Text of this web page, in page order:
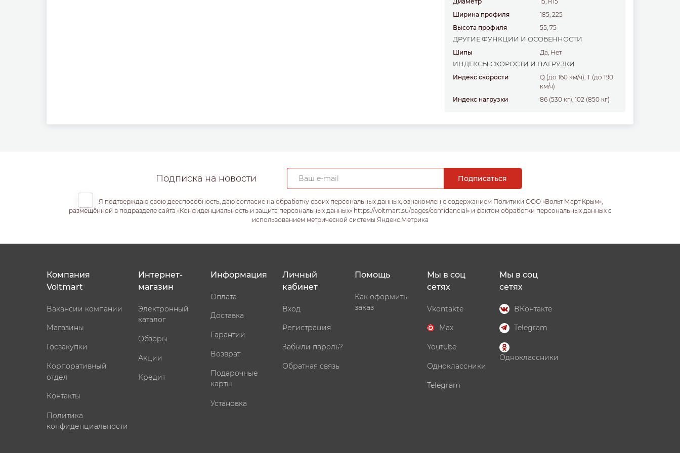
Ширина профиля
185, 225
Высота профиля
55, 75
ДРУГИЕ ФУНКЦИИ И ОСОБЕННОСТИ
Шипы Да, Нет
ИНДЕКСЫ СКОРОСТИ И НАГРУЗКИ
Индекс скорости
Q (до 160 км/ч), T (до 190
км/ч)
Индекс нагрузки
86 (530 кг), 102 (850 кг)
Подписка на новости
Я подтверждаю свою дееспособность, даю согласие на обработку своих персональных данных, ознакомлен с содержанием Политики ООО «Вольт Март Крым»,
размещённой в подразделе сайта «Конфиденциальность и защита персональных данных» https://voltmart.su/pages/confidancial» и фактом обработки персональных данных с
использованием метрической системы Яндекс.Метрика
Компания
Voltmart
Вакансии компании
Магазины
Госзакупки
Корпоративный
отдел
Контакты
Политика
конфиденциальности
Интернет-
магазин
Электронный
каталог
Обзоры
Акции
Кредит
Информация
Оплата
Доставка
Гарантии
Возврат
Подарочные
карты
Установка
Личный
кабинет
Вход
Регистрация
Забыли пароль?
Обратная связь
Помощь
Как оформить
заказ
Мы в соц
сетях
Vkontakte
Max
Youtube
Одноклассники
Telegram
Мы в соц
сетях
ВКонтакте
Telegram
Одноклассники